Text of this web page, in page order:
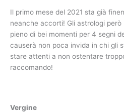
Il primo mese del 2021 sta già
neanche accorti! Gli astrologi
pieno di bei momenti per 4 segni
causerà non poca invida in chi gli
stare attenti a non ostentare
raccomando!
Vergine